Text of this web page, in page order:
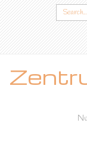
Search
for: